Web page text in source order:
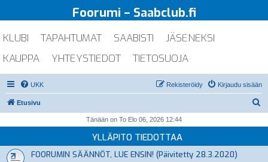
Foorumi – Saabclub.fi
KLUBI TAPAHTUMAT SAABISTI
JÄSENEKSI
KAUPPA
YHTEYSTIEDOT TIETOSUOJA
UKK Kirjaudu sisään
Rekisteröidy
Etusivu
i
Tänään on To Elo 06, 2026 12:44
YLLÄPITO TIEDOTTAA
FOORUMIN SÄÄNNÖT, LUE ENSIN! (Päivitetty 28.3.2020)